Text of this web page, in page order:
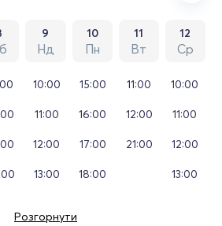
9
Нд
10
Пн
11
Вт
12
Ср
10:00
11:00
12:00
13:00
15:00
16:00
17:00
18:00
11:00
12:00
21:00
10:00
11:00
12:00
13:00
Розгорнути